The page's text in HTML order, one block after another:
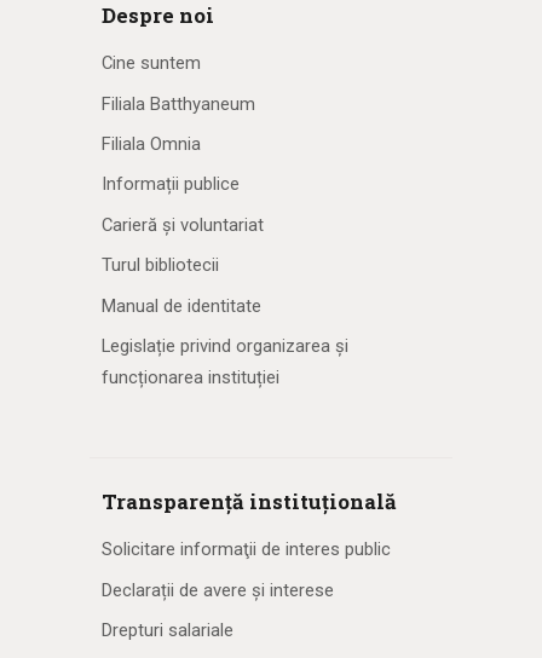
Despre noi
Cine suntem
Filiala Batthyaneum
Filiala Omnia
Informații publice
Carieră și voluntariat
Turul bibliotecii
Manual de identitate
Legislație privind organizarea și
funcționarea instituției
Transparență instituțională
Solicitare informaţii de interes public
Declarații de avere și interese
Drepturi salariale